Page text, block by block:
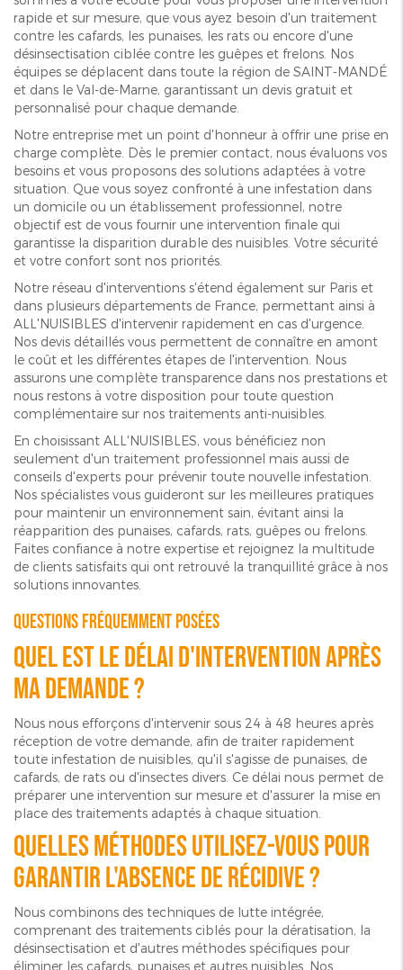
rapide et sur mesure, que vous ayez besoin d'un traitement
contre les cafards, les punaises, les rats ou encore d'une
désinsectisation ciblée contre les guêpes et frelons. Nos
équipes se déplacent dans toute la région de SAINT-MANDÉ
et dans le Val-de-Marne, garantissant un devis gratuit et
personnalisé pour chaque demande.
Notre entreprise met un point d'honneur à offrir une prise en
charge complète. Dès le premier contact, nous évaluons vos
besoins et vous proposons des solutions adaptées à votre
situation. Que vous soyez confronté à une infestation dans
un domicile ou un établissement professionnel, notre
objectif est de vous fournir une intervention finale qui
garantisse la disparition durable des nuisibles. Votre sécurité
et votre confort sont nos priorités.
Notre réseau d'interventions s'étend également sur Paris et
dans plusieurs départements de France, permettant ainsi à
ALL'NUISIBLES d'intervenir rapidement en cas d'urgence.
Nos devis détaillés vous permettent de connaître en amont
le coût et les différentes étapes de l'intervention. Nous
assurons une complète transparence dans nos prestations et
nous restons à votre disposition pour toute question
complémentaire sur nos traitements anti-nuisibles.
En choisissant ALL'NUISIBLES, vous bénéficiez non
seulement d'un traitement professionnel mais aussi de
conseils d'experts pour prévenir toute nouvelle infestation.
Nos spécialistes vous guideront sur les meilleures pratiques
pour maintenir un environnement sain, évitant ainsi la
réapparition des punaises, cafards, rats, guêpes ou frelons.
Faites confiance à notre expertise et rejoignez la multitude
de clients satisfaits qui ont retrouvé la tranquillité grâce à nos
solutions innovantes.
Questions fréquemment posées
Quel est le délai d'intervention après
ma demande ?
Nous nous efforçons d'intervenir sous 24 à 48 heures après
réception de votre demande, afin de traiter rapidement
toute infestation de nuisibles, qu'il s'agisse de punaises, de
cafards, de rats ou d'insectes divers. Ce délai nous permet de
préparer une intervention sur mesure et d'assurer la mise en
place des traitements adaptés à chaque situation.
Quelles méthodes utilisez-vous pour
garantir l'absence de récidive ?
Nous combinons des techniques de lutte intégrée,
comprenant des traitements ciblés pour la dératisation, la
désinsectisation et d'autres méthodes spécifiques pour
éliminer les cafards, punaises et autres nuisibles. Nos